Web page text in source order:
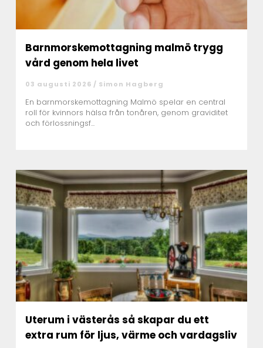
Barnmorskemottagning malmö trygg
vård genom hela livet
03 augusti 2026 / Simon Hagberg
En barnmorskemottagning Malmö spelar en central
roll för kvinnors hälsa från tonåren, genom graviditet
och förlossningsf...
Uterum i västerås så skapar du ett
extra rum för ljus, värme och vardagsliv